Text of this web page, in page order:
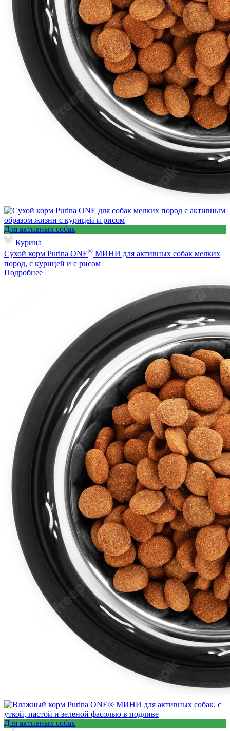
Для активных собак
Курица
Сухой корм Purina ONE® МИНИ для активных собак мелких
пород, с курицей и с рисом
Подробнее
Для активных собак